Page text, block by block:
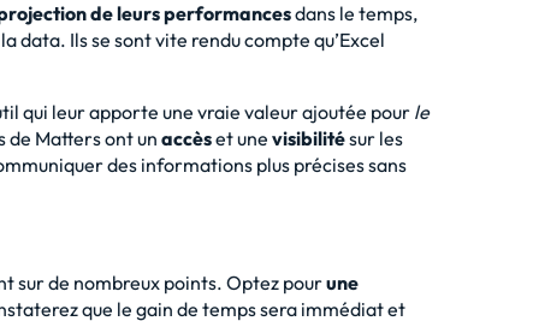
de leurs performancesdans le temps,
data. Ils se sont vite rendu compte qu’Excel
qui leur apporte une vraie valeur ajoutée pourle
de Matters ont un accèset une visibilitésur les
des informations plus précises sans
sur de nombreux points. Optez pourune
que le gain de temps sera immédiat et